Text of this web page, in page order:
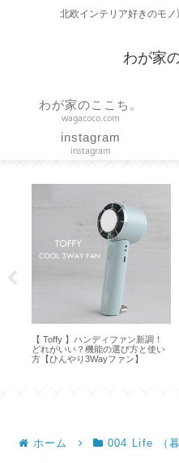
北欧インテリア好きのモ
わが家
わが家のここち。
wagacoco.com
instagram
instagram
【 Toffy 】ハンディファン新調！
どれがいい？機能の選び方と使い
方【ひんやり3Wayファン】
ホーム 004 Life （暮